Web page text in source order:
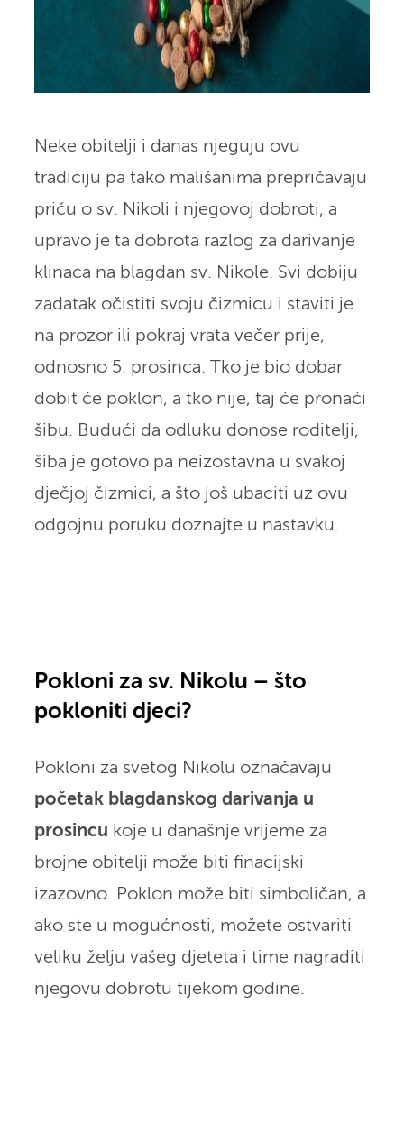
Neke obitelji i danas njeguju ovu
tradiciju pa tako mališanima prepričavaju
priču o sv. Nikoli i njegovoj dobroti, a
upravo je ta dobrota razlog za darivanje
klinaca na blagdan sv. Nikole. Svi dobiju
zadatak očistiti svoju čizmicu i staviti je
na prozor ili pokraj vrata večer prije,
odnosno 5. prosinca. Tko je bio dobar
dobit će poklon, a tko nije, taj će pronaći
šibu. Budući da odluku donose roditelji,
šiba je gotovo pa neizostavna u svakoj
dječjoj čizmici, a što još ubaciti uz ovu
odgojnu poruku doznajte u nastavku.
Pokloni za sv. Nikolu – što
pokloniti djeci?
Pokloni za svetog Nikolu označavaju
početak blagdanskog darivanja u
prosincu koje u današnje vrijeme za
brojne obitelji može biti finacijski
izazovno. Poklon može biti simboličan, a
ako ste u mogućnosti, možete ostvariti
veliku želju vašeg djeteta i time nagraditi
njegovu dobrotu tijekom godine.